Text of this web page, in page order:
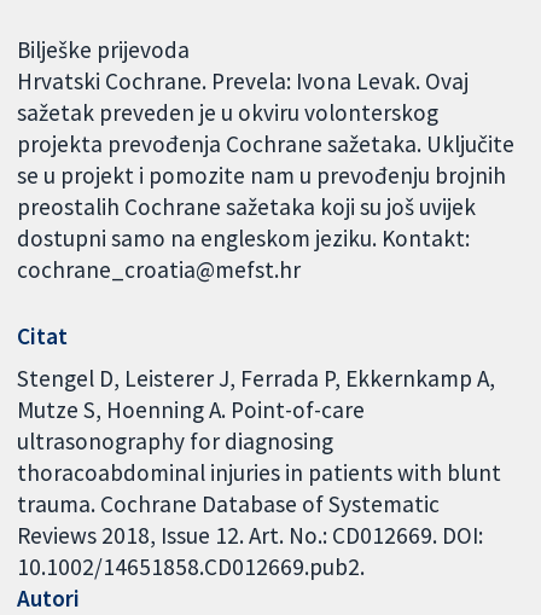
Bilješke prijevoda
Hrvatski Cochrane. Prevela: Ivona Levak. Ovaj
sažetak preveden je u okviru volonterskog
projekta prevođenja Cochrane sažetaka. Uključite
se u projekt i pomozite nam u prevođenju brojnih
preostalih Cochrane sažetaka koji su još uvijek
dostupni samo na engleskom jeziku. Kontakt:
cochrane_croatia@mefst.hr
Citat
Stengel D, Leisterer J, Ferrada P, Ekkernkamp A,
Mutze S, Hoenning A. Point-of-care
ultrasonography for diagnosing
thoracoabdominal injuries in patients with blunt
trauma. Cochrane Database of Systematic
Reviews 2018, Issue 12. Art. No.: CD012669. DOI:
10.1002/14651858.CD012669.pub2.
Autori